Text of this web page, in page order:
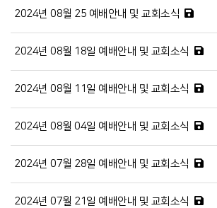
2024년 08월 25 예배안내 및 교회소식
2024년 08월 18일 예배안내 및 교회소식
2024년 08월 11일 예배안내 및 교회소식
2024년 08월 04일 예배안내 및 교회소식
2024년 07월 28일 예배안내 및 교회소식
2024년 07월 21일 예배안내 및 교회소식